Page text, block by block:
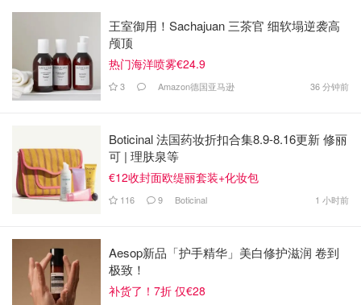
王室御用！Sachajuan 三茶官 细软塌逆袭高
颅顶
热门海洋喷雾€24.9
3 Amazon德国亚马逊 36 分钟前
Boticinal 法国药妆折扣合集8.9-8.16更新 修丽
可 | 理肤泉等
€12收封面欧缇丽套装+化妆包
116 9 Boticinal 1 小时前
Aesop新品「护手精华」美白修护滋润 卷到
极致！
补货了！7折 仅€28